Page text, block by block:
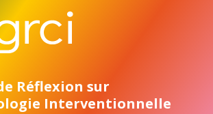
Réflexion sur
Interventionnelle